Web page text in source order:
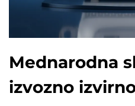
Mednarodna
izvozno